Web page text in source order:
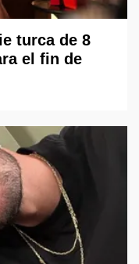
turca de 8
el fin de